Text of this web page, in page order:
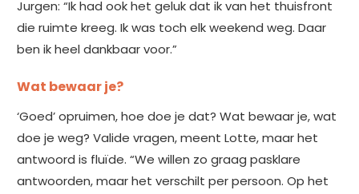
Jurgen: “Ik had ook het geluk dat ik van het thuisfront
die ruimte kreeg. Ik was toch elk weekend weg. Daar
ben ik heel dankbaar voor.”
Wat bewaar je?
‘Goed’ opruimen, hoe doe je dat? Wat bewaar je, wat
doe je weg? Valide vragen, meent Lotte, maar het
antwoord is fluïde. “We willen zo graag pasklare
antwoorden, maar het verschilt per persoon. Op het